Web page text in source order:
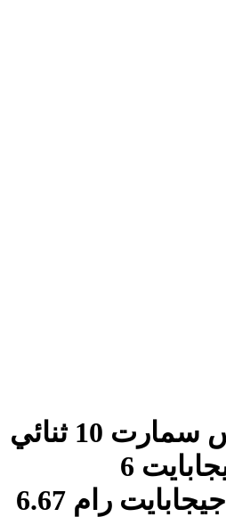
موبايل انفينكس سمارت 10 ثنائي
الشريحة 64 جيجابايت 6